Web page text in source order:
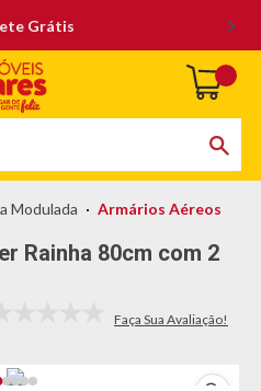
Grátis
Modulada Armários Aéreos
Rainha 80cm com 2